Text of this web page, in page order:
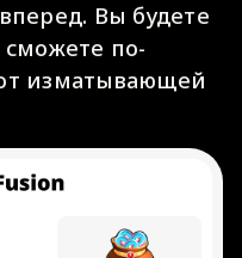
Вы будете
сможете по-
изматывающей